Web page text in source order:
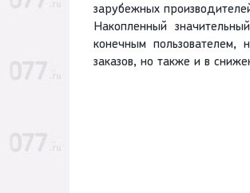
зарубежных
Накопленный
конечным
заказов, но также и в